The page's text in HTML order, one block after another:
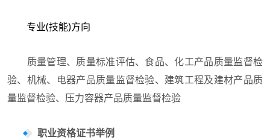
专业(技能)方向
质量管理、质量标准评估、食品、化工产品质量监督检
验、机械、电器产品质量监督检验、建筑工程及建材产品质
量监督检验、压力容器产品质量监督检验
职业资格证书举例